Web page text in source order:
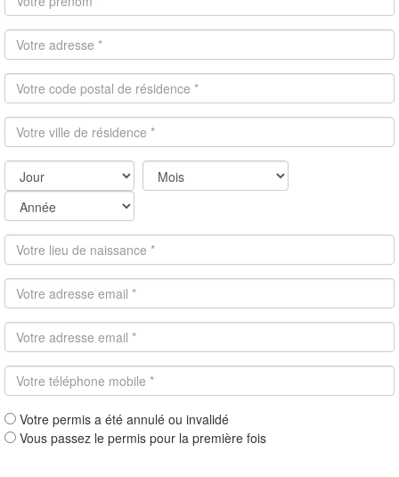
Votre permis a été annulé ou invalidé
Vous passez le permis pour la première fois